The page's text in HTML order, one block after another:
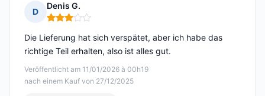
D
Denis G.
Hinweis: 3 von 5
Veröffentlicht am 11/01/2026 à 00h19
nach einem Kauf von 27/12/2025
Die Lieferung hat sich verspätet, aber ich habe das
richtige Teil erhalten, also ist alles gut.